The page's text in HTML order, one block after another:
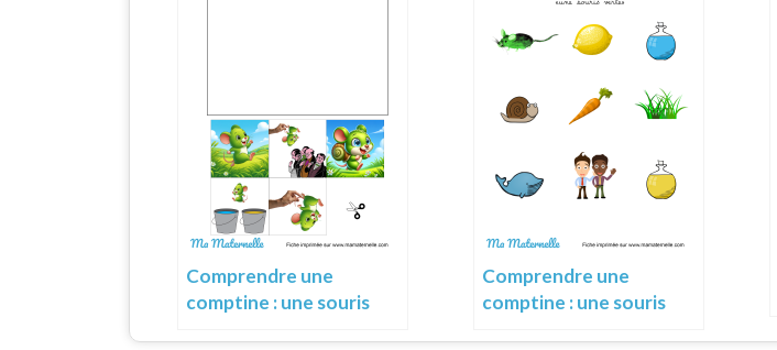
Comprendre une
comptine : une souris
Comprendre une
comptine : une souris